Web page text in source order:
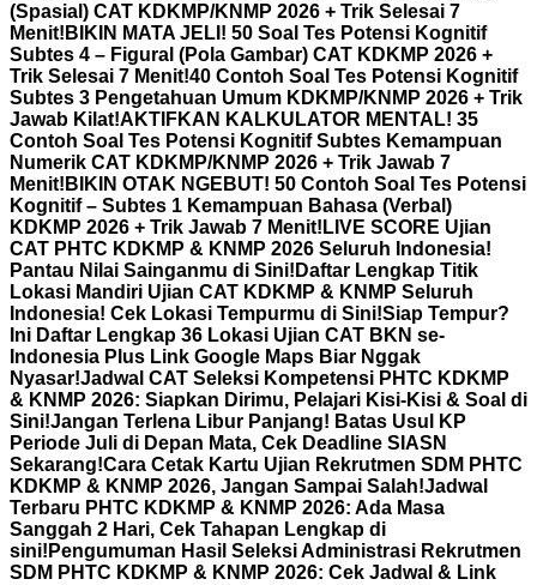
(Spasial) CAT KDKMP/KNMP 2026 + Trik Selesai 7
Menit! BIKIN MATA JELI! 50 Soal Tes Potensi Kognitif
Subtes 4 – Figural (Pola Gambar) CAT KDKMP 2026 +
Trik Selesai 7 Menit!40 Contoh Soal Tes Potensi Kognitif
Subtes 3 Pengetahuan Umum KDKMP/KNMP 2026 + Trik
Jawab Kilat!AKTIFKAN KALKULATOR MENTAL! 35
Contoh Soal Tes Potensi Kognitif Subtes Kemampuan
Numerik CAT KDKMP/KNMP 2026 + Trik Jawab 7
Menit! BIKIN OTAK NGEBUT! 50 Contoh Soal Tes Potensi
Kognitif – Subtes 1 Kemampuan Bahasa (Verbal)
KDKMP 2026 + Trik Jawab 7 Menit! LIVE SCORE Ujian
CAT PHTC KDKMP & KNMP 2026 Seluruh Indonesia!
Pantau Nilai Sainganmu di Sini! Daftar Lengkap Titik
Lokasi Mandiri Ujian CAT KDKMP & KNMP Seluruh
Indonesia! Cek Lokasi Tempurmu di Sini!Siap Tempur?
Ini Daftar Lengkap 36 Lokasi Ujian CAT BKN se-
Indonesia Plus Link Google Maps Biar Nggak
Nyasar!Jadwal CAT Seleksi Kompetensi PHTC KDKMP
& KNMP 2026: Siapkan Dirimu, Pelajari Kisi-Kisi & Soal di
Sini!Jangan Terlena Libur Panjang! Batas Usul KP
Periode Juli di Depan Mata, Cek Deadline SIASN
Sekarang!Cara Cetak Kartu Ujian Rekrutmen SDM PHTC
KDKMP & KNMP 2026, Jangan Sampai Salah!Jadwal
Terbaru PHTC KDKMP & KNMP 2026: Ada Masa
Sanggah 2 Hari, Cek Tahapan Lengkap di
sini! Pengumuman Hasil Seleksi Administrasi Rekrutmen
SDM PHTC KDKMP & KNMP 2026: Cek Jadwal & Link